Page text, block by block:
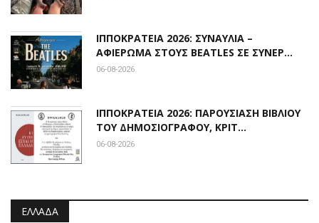
ΙΠΠΟΚΡΑΤΕΙΑ 2026: ΣΥΝΑΥΛΙΑ –
ΑΦΙΕΡΩΜΑ ΣΤΟΥΣ BEATLES ΣΕ ΣΥΝΕΡ…
06-08-2026
ΙΠΠΟΚΡΑΤΕΙΑ 2026: ΠΑΡΟΥΣΙΑΣΗ ΒΙΒΛΙΟΥ
ΤΟΥ ΔΗΜΟΣΙΟΓΡΑΦΟΥ, ΚΡΙΤ…
06-08-2026
ΕΛΛΆΔΑ